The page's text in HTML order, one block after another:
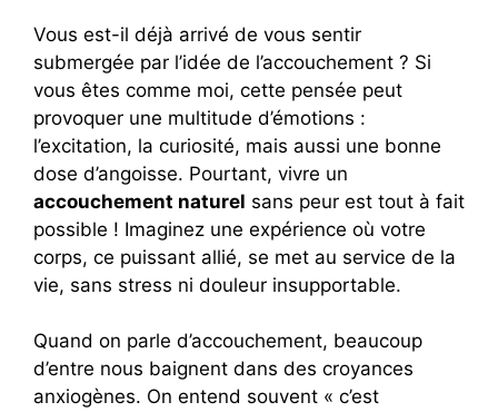
Vous est-il déjà arrivé de vous sentir
submergée par l’idée de l’accouchement ? Si
vous êtes comme moi, cette pensée peut
provoquer une multitude d’émotions :
l’excitation, la curiosité, mais aussi une bonne
dose d’angoisse. Pourtant, vivre un
accouchement naturel sans peur est tout à fait
possible ! Imaginez une expérience où votre
corps, ce puissant allié, se met au service de la
vie, sans stress ni douleur insupportable.
Quand on parle d’accouchement, beaucoup
d’entre nous baignent dans des croyances
anxiogènes. On entend souvent « c’est